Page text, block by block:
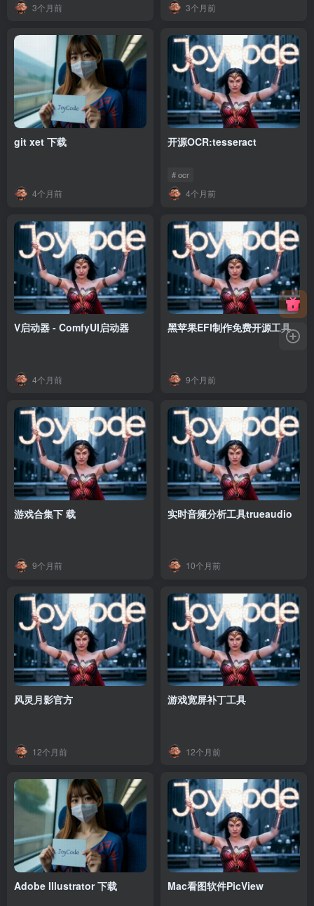
3个月前 3个月前
git xet 下载
4个月前
开源OCR:tesseract
# ocr
4个月前
V启动器 - ComfyUI启动器
4个月前
黑苹果EFI制作免费开源工具
9个月前
游戏合集下 载
9个月前
实时音频分析工具trueaudio
10个月前
风灵月影官方
12个月前
游戏宽屏补丁工具
12个月前
Adobe Illustrator 下载 Mac看图软件PicView